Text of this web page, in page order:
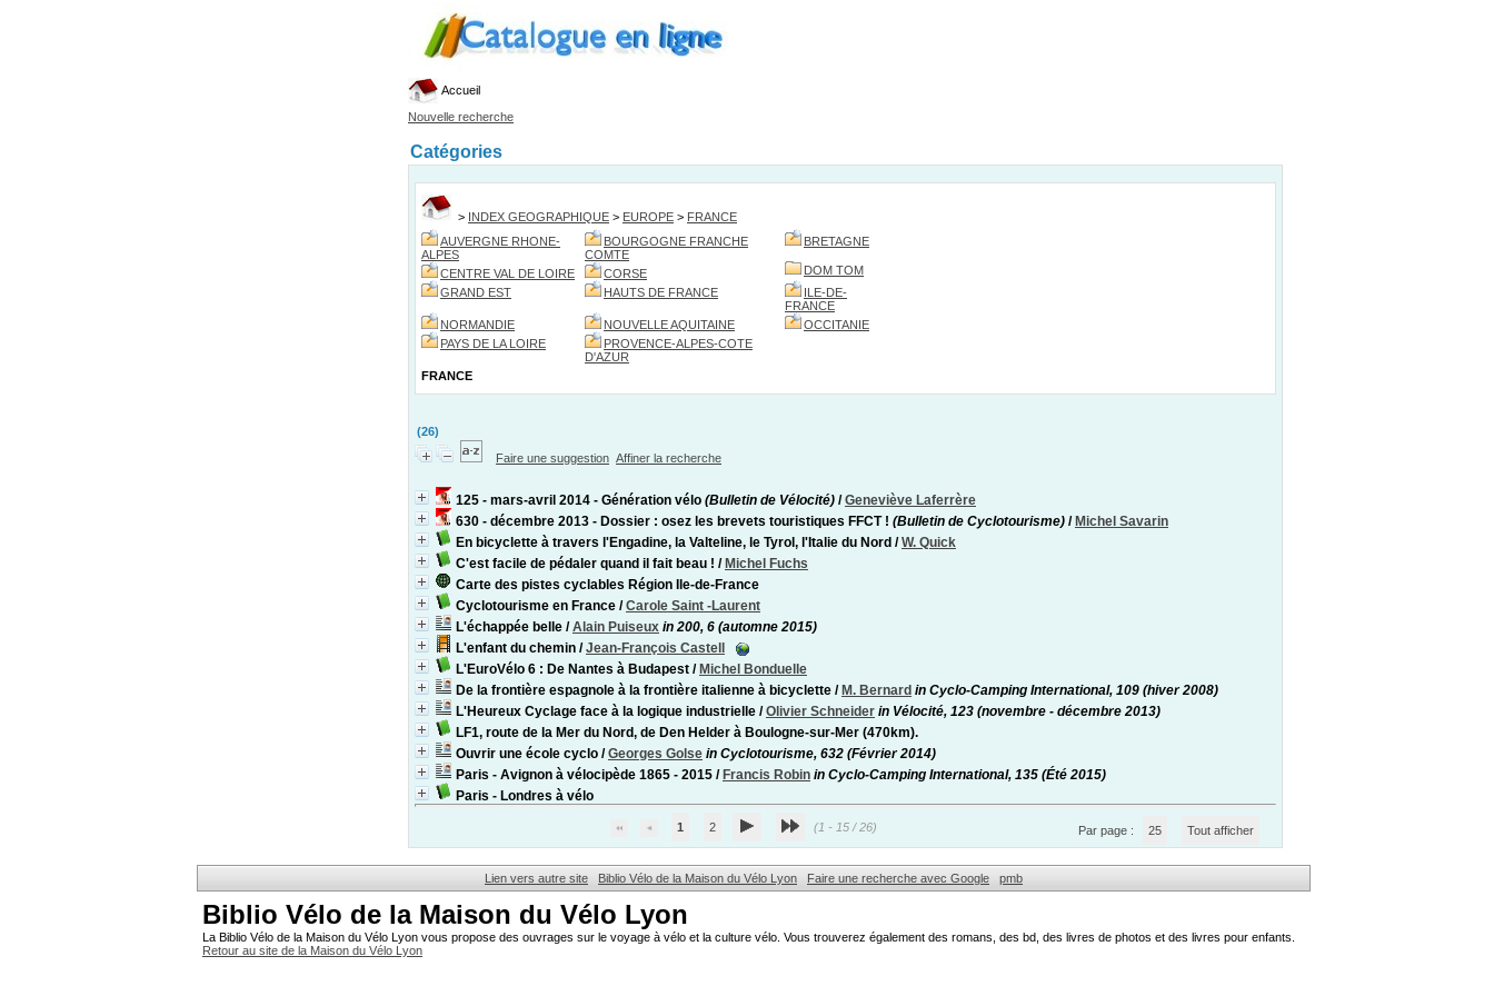
Accueil
Nouvelle recherche
Catégories
> INDEX GEOGRAPHIQUE > EUROPE > FRANCE
AUVERGNE RHONE-
ALPES
BOURGOGNE FRANCHE
COMTE
BRETAGNE
CENTRE VAL DE LOIRE CORSE
DOM TOM
GRAND EST
HAUTS DE FRANCE
ILE-DE-
FRANCE
NORMANDIE
NOUVELLE AQUITAINE
OCCITANIE
PAYS DE LA LOIRE
PROVENCE-ALPES-COTE
D'AZUR
FRANCE
(26)
Faire une suggestion Affiner la recherche
125 - mars-avril 2014 - Génération vélo (Bulletin de Vélocité) /Geneviève Laferrère
630 - décembre 2013 - Dossier : osez les brevets touristiques FFCT ! (Bulletin de Cyclotourisme) / Michel Savarin
En bicyclette à travers l'Engadine, la Valteline, le Tyrol, l'Italie du Nord /W. Quick
C'est facile de pédaler quand il fait beau ! / Michel Fuchs
Carte des pistes cyclables Région Ile-de-France
Cyclotourisme en France /Carole Saint -Laurent
L'échappée belle /Alain Puiseux in 200, 6 (automne 2015)
L'enfant du chemin /Jean-François Castell
L'EuroVélo 6 : De Nantes à Budapest / Michel Bonduelle
De la frontière espagnole à la frontière italienne à bicyclette / M. Bernard in Cyclo-Camping International, 109 (hiver 2008)
L'Heureux Cyclage face à la logique industrielle /Olivier Schneider in Vélocité, 123 (novembre - décembre 2013)
LF1, route de la Mer du Nord, de Den Helder à Boulogne-sur-Mer (470km).
Ouvrir une école cyclo /Georges Golse in Cyclotourisme, 632 (Février 2014)
Paris - Avignon à vélocipède 1865 - 2015 / Francis Robin in Cyclo-Camping International, 135 (Été 2015)
Paris - Londres à vélo
1 2 (1 - 15 / 26) Par page : 25 Tout afficher
Lien vers autre site Biblio Vélo de la Maison du Vélo Lyon Faire une recherche avec Google pmb
Biblio Vélo de la Maison du Vélo Lyon
La Biblio Vélo de la Maison du Vélo Lyon vous propose des ouvrages sur le voyage à vélo et la culture vélo. Vous trouverez également des romans, des bd, des livres de photos et des livres pour enfants.
Retour au site de la Maison du Vélo Lyon